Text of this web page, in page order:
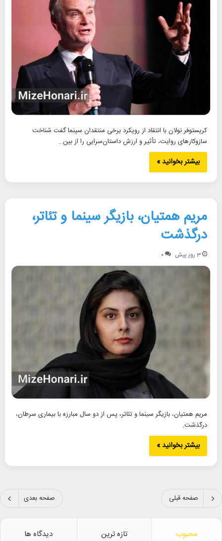
کریستوفر نولان با انتقاد از رویکرد برخی منتقدان سینما گفت شناخت
سازوکارهای روایت، تأثیر و ارزش داستان‌سرایی را از بین…
بیشتر بخوانید »
مریم همتیان، بازیگر سینما و تئاتر،
درگذشت
3 روز پیش ۰
مریم همتیان، بازیگر سینما و تئاتر، پس از دو سال مبارزه با بیماری سرطان،
درگذشت.
بیشتر بخوانید »
صفحه قبلی صفحه بعدی
محبوب تازه ترین دیدگاه ها